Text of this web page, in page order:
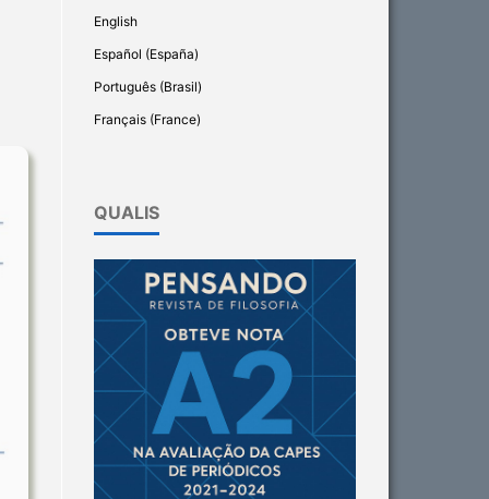
English
Español (España)
Português (Brasil)
Français (France)
QUALIS